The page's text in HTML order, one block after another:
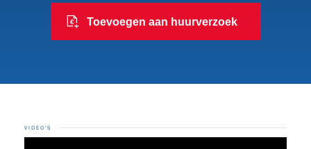
Toevoegen aan huurverzoek
VIDEO'S